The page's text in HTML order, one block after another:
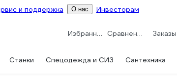
и поддержка О нас Инвесторам
Избранное Сравнение Заказы
Станки Спецодежда и СИЗ Сантехника